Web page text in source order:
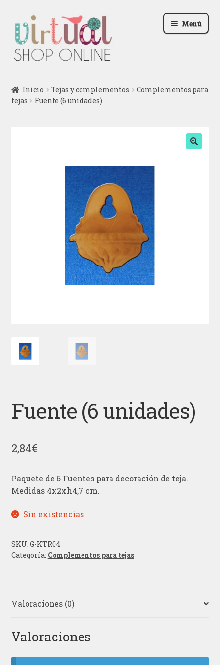
la
navegación
al
contenido
Menú
Podcast
Inicio Tejas y complementos
Complementos para
tejas
Fuente (6 unidades)
Fuente (6 unidades)
2,84€
Paquete de 6 Fuentes para decoración de teja.
Medidas 4x2xh4,7 cm.
Sin existencias
SKU: G-KTR04
Categoría: Complementos para tejas
Valoraciones (0)
Valoraciones